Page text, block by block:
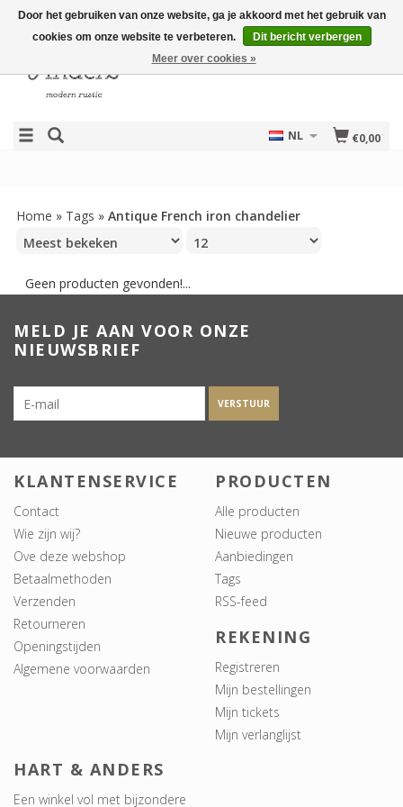
€0,00
NL
Home » Tags » Antique French iron chandelier
Geen producten gevonden!...
MELD JE AAN VOOR ONZE
NIEUWSBRIEF
VERSTUUR
KLANTENSERVICE
Contact
Wie zijn wij?
Ove deze webshop
Betaalmethoden
Verzenden
Retourneren
Openingstijden
Algemene voorwaarden
PRODUCTEN
Alle producten
Nieuwe producten
Aanbiedingen
Tags
RSS-feed
REKENING
Registreren
Mijn bestellingen
Mijn tickets
Mijn verlanglijst
HART & ANDERS
Een winkel vol met bijzondere
Door het gebruiken van onze website, ga je akkoord met het gebruik van
cookies om onze website te verbeteren.
Dit bericht verbergen
Meer over cookies »